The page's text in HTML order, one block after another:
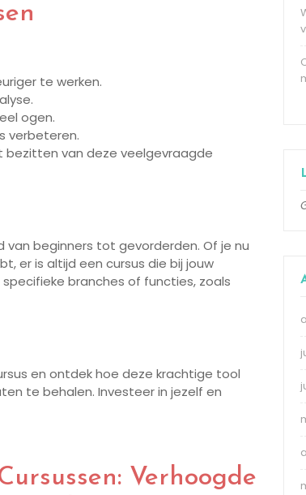
te werken.
ogen.
verbeteren.
bezitten van deze veelgevraagde
van beginners tot gevorderden. Of je nu
er is altijd een cursus die bij jouw
branches of functies, zoals
en ontdek hoe deze krachtige tool
te behalen. Investeer in jezelf en
Verhoogde